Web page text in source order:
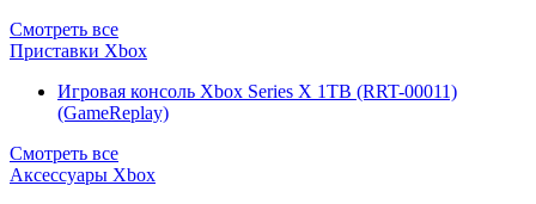
Смотреть все
Приставки Xbox
Игровая консоль Xbox Series X 1TB (RRT-00011)
(GameReplay)
Смотреть все
Аксессуары Xbox